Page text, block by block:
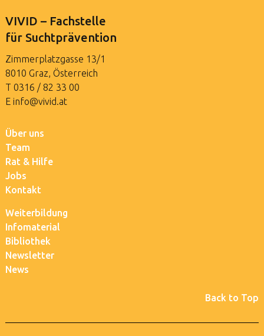
VIVID – Fachstelle
für Suchtprävention
Zimmerplatzgasse 13/1
8010 Graz, Österreich
T 0316 / 82 33 00
E info@vivid.at
Über uns
Team
Rat & Hilfe
Jobs
Kontakt
Weiterbildung
Infomaterial
Bibliothek
Newsletter
News
Back to Top